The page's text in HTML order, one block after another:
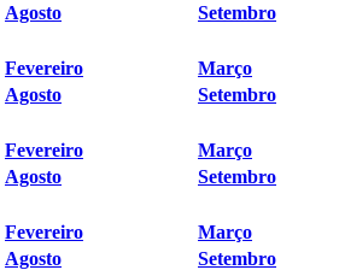
Agosto Setembro
Fevereiro
Março
Agosto Setembro
Fevereiro
Março
Agosto Setembro
Fevereiro
Março
Agosto Setembro